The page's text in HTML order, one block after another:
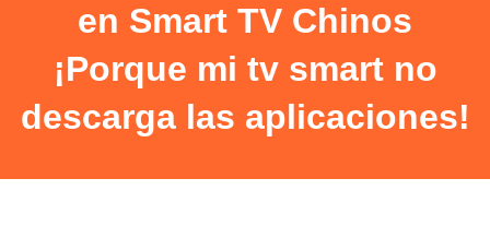
en Smart TV Chinos
¡Porque mi tv smart no
descarga las aplicaciones!